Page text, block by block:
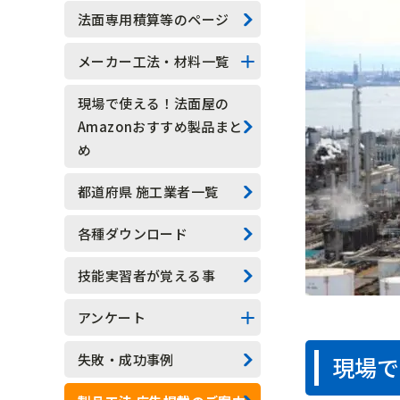
現場
技能実習生
水抜きロックボルト
水抜きボーリング
現場吹付法枠工
モルタル吹付工
植生基材吹付工
グラウンドアンカー工
ロックボルト工
足場工
法面専用積算等のページ
メーカー工法・材料一覧
法面系
測定器具系
アンカー系
その他
現場で使える！法面屋の
Amazonおすすめ製品まと
め
都道府県 施工業者一覧
各種ダウンロード
技能実習者が覚える事
アンケート
アンケート結果一覧
失敗・成功事例